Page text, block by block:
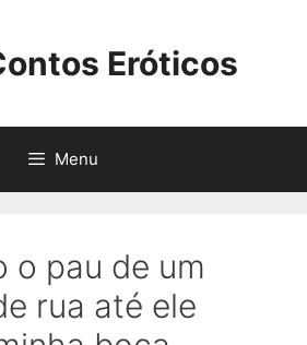
Eróticos
Menu
o pau de um
rua até ele